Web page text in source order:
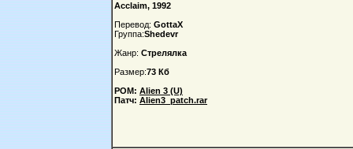
Acclaim, 1992
Перевод: GottaX
Группа:Shedevr
Жанр: Стрелялка
Размер:73 Кб
РОМ: Alien 3 (U)
Патч: Alien3_patch.rar